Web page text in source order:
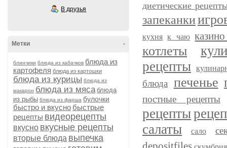
В друзья
-
Метки
блинчики блюда из кабачков блюда из
картофеля блюда из картошки
блюда из курицы блюда из
макарон блюда из мяса блюда
из рыбы блюда из фарша булочки
быстро и вкусно быстрые
рецепты видеорецепты
вкусно вкусные рецепты
вторые блюда выпечка
диетические
запеканки
кухня к чаю
котлеты
рецепты
блюда печенье
постные рецепты
рецепты
салаты
сало